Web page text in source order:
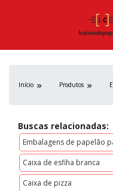
Início Produtos
Buscas relacionadas:
Embalagens de papelão
Caixa de esfiha branca
Caixa de pizza